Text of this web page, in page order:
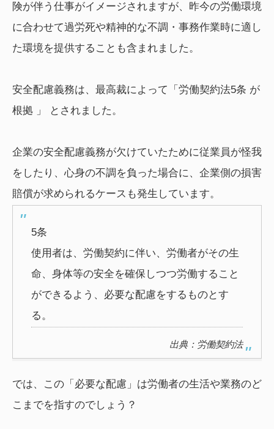
険が伴う仕事がイメージされますが、昨今の労働環境
に合わせて過労死や精神的な不調・事務作業時に適し
た環境を提供することも含まれました。
安全配慮義務は、最高裁によって「労働契約法5条 が
根拠 」 とされました。
企業の安全配慮義務が欠けていたために従業員が怪我
をしたり、心身の不調を負った場合に、企業側の損害
賠償が求められるケースも発生しています。
5条
使用者は、労働契約に伴い、労働者がその生
命、身体等の安全を確保しつつ労働すること
ができるよう、必要な配慮をするものとす
る。
出典：労働契約法
では、この「必要な配慮」は労働者の生活や業務のど
こまでを指すのでしょう？